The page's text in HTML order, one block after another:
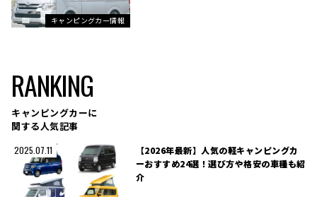
キャンピングカー情報
RANKING
キャンピングカーに
関する人気記事
2025.07.11
【2026年最新】人気の軽キャンピングカ
ーおすすめ24選！選び方や格安の車種も紹
介